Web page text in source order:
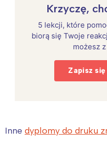
Krzyczę,
5 lekcji, które
biorą się Twoje
możesz
Zapisz
Inne dyplomy do druku